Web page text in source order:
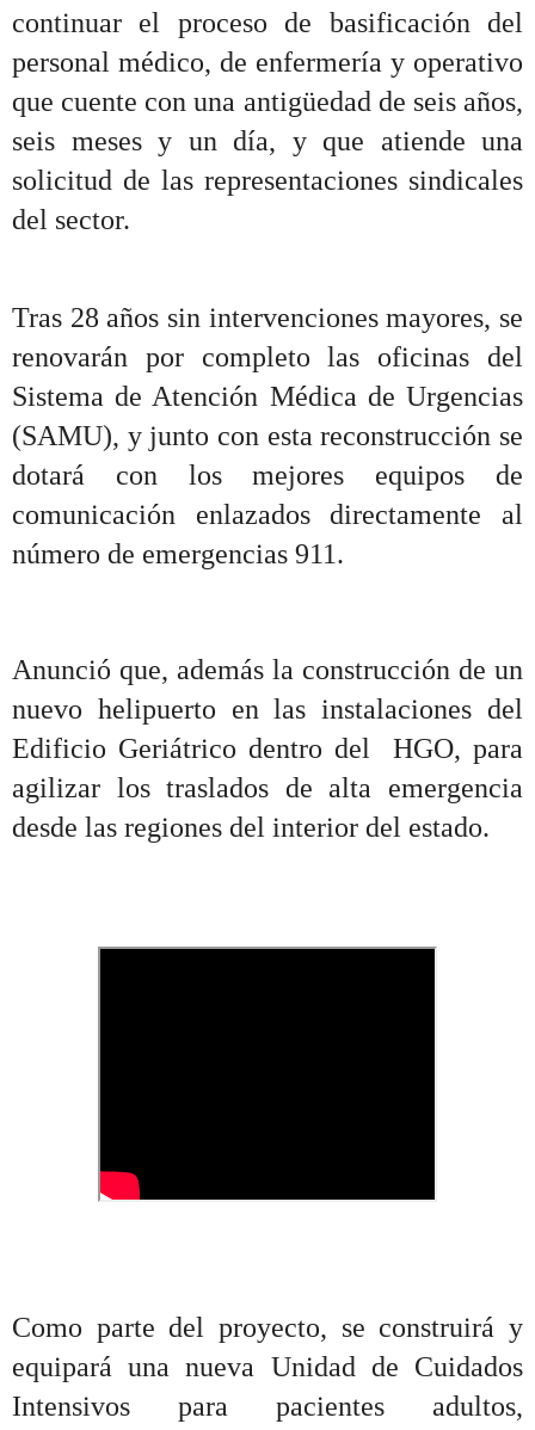
continuar el proceso de basificación del
personal médico, de enfermería y operativo
que cuente con una antigüedad de seis años,
seis meses y un día, y que atiende una
solicitud de las representaciones sindicales
del sector.
Tras 28 años sin intervenciones mayores, se
renovarán por completo las oficinas del
Sistema de Atención Médica de Urgencias
(SAMU), y junto con esta reconstrucción se
dotará con los mejores equipos de
comunicación enlazados directamente al
número de emergencias 911.
Anunció que, además la construcción de un
nuevo helipuerto en las instalaciones del
Edificio Geriátrico dentro del HGO, para
agilizar los traslados de alta emergencia
desde las regiones del interior del estado.
Como parte del proyecto, se construirá y
equipará una nueva Unidad de Cuidados
Intensivos para pacientes adultos,